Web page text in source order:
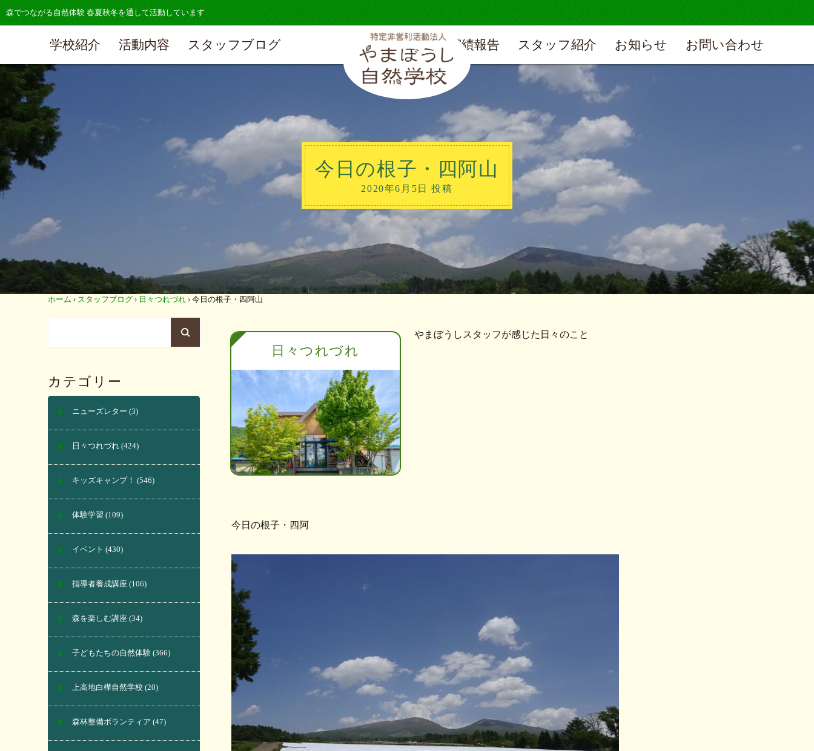
森でつながる自然体験 春夏秋冬を通して活動しています
学校紹介 活動内容 スタッフブログ 実績報告 スタッフ紹介 お知らせ お問い合わせ
今日の根子・四阿山
2020年6月5日 投稿
ホーム › スタッフブログ › 日々つれづれ › 今日の根子・四阿山
日々つれづれ
やまぼうしスタッフが感じた日々のこと
今日の根子・四阿
カテゴリー
ニューズレター (3)
日々つれづれ (424)
キッズキャンプ！ (546)
体験学習 (109)
イベント (430)
指導者養成講座 (106)
森を楽しむ講座 (34)
子どもたちの自然体験 (366)
上高地白樺自然学校 (20)
森林整備ボランティア (47)